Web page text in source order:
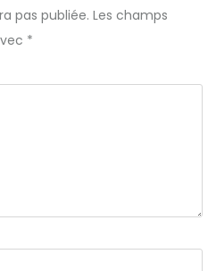
pas publiée. Les champs
*